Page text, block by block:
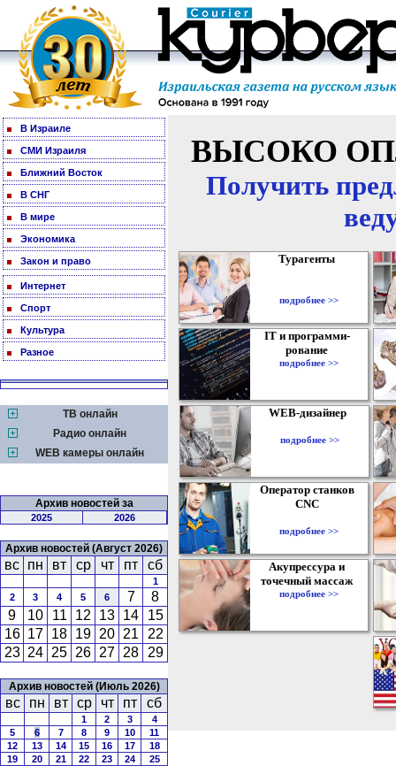
В Израиле
СМИ Израиля
Ближний Восток
В СНГ
В мире
Экономика
Закон и право
Интернет
Спорт
Культура
Разное
ТВ онлайн
Радио онлайн
WEB камеры онлайн
Архив новостей за
2025 2026
Архив новостей (Август 2026)
вс пн вт ср чт пт сб
1
2
3 4 5 6 7
8
9
10 11 12 13 14
15
16 17 18 19 20 21
22
23 24 25 26 27 28 29
Архив новостей (Июль 2026)
вс пн вт ср чт пт сб
1 2 3
4
5
6 7 8 9 10
11
12
13 14 15 16 17
18
19
20 21 22 23 24
25
ВЫСОКО
Получить
Турагенты
подробнее >>
IT и программи-
рование
подробнее >>
WEB-дизайнер
подробнее >>
Оператор станков
CNC
подробнее >>
Акупрессура и
точечный массаж
подробнее >>